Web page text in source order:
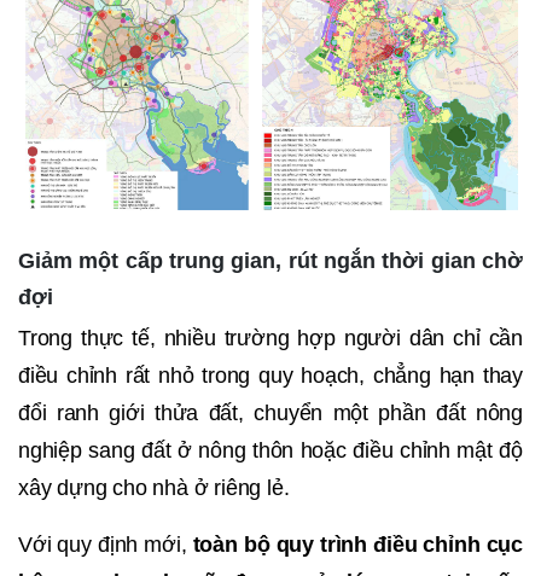
Giảm một cấp trung gian, rút ngắn thời gian chờ
đợi
Trong thực tế, nhiều trường hợp người dân chỉ cần
điều chỉnh rất nhỏ trong quy hoạch, chẳng hạn thay
đổi ranh giới thửa đất, chuyển một phần đất nông
nghiệp sang đất ở nông thôn hoặc điều chỉnh mật độ
xây dựng cho nhà ở riêng lẻ.
Với quy định mới, toàn bộ quy trình điều chỉnh cục